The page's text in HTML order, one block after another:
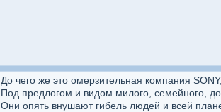
До чего же это омерзительная компания
Под предлогом и видом милого, семейного,
Они опять внушают гибель людей и всей